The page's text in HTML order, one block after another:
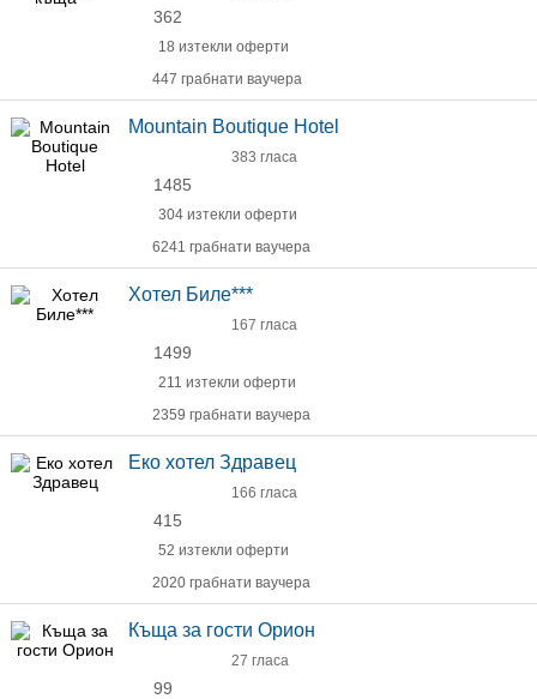
362
18 изтекли оферти
447 грабнати ваучера
Mountain Boutique Hotel
383 гласа
1485
304 изтекли оферти
6241 грабнати ваучера
Хотел Биле***
167 гласа
1499
211 изтекли оферти
2359 грабнати ваучера
Еко хотел Здравец
166 гласа
415
52 изтекли оферти
2020 грабнати ваучера
Къща за гости Орион
27 гласа
99